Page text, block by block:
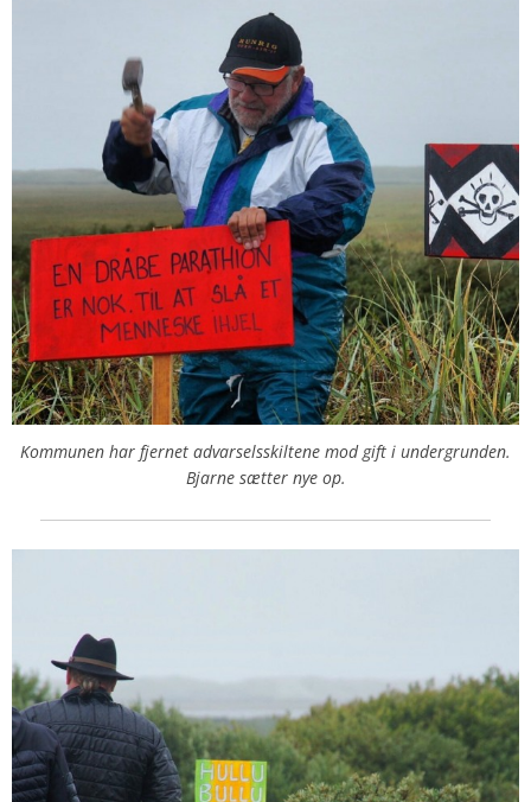
Kommunen har fjernet advarselsskiltene mod gift i undergrunden.
Bjarne sætter nye op.